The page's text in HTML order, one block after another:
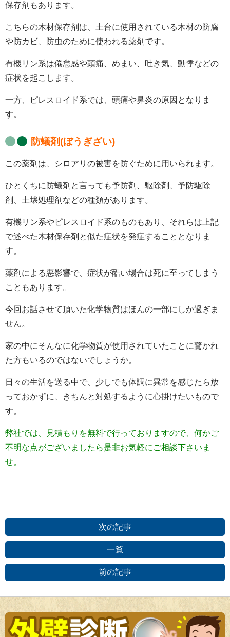
保存剤もあります。
こちらの木材保存剤は、土台に使用されている木材の防腐
や防カビ、防虫のために使われる薬剤です。
有機リン系は倦怠感や頭痛、めまい、吐き気、動悸などの
症状を起こします。
一方、ピレスロイド系では、頭痛や鼻炎の原因となりま
す。
防蟻剤(ぼうぎざい)
この薬剤は、シロアリの被害を防ぐために用いられます。
ひとくちに防蟻剤と言っても予防剤、駆除剤、予防駆除
剤、土壌処理剤などの種類があります。
有機リン系やピレスロイド系のものもあり、それらは上記
で述べた木材保存剤と似た症状を発症することとなりま
す。
薬剤による悪影響で、症状が酷い場合は死に至ってしまう
こともあります。
今回お話させて頂いた化学物質はほんの一部にしか過ぎま
せん。
家の中にそんなに化学物質が使用されていたことに驚かれ
た方もいるのではないでしょうか。
日々の生活を送る中で、少しでも体調に異常を感じたら放
っておかずに、きちんと対処するように心掛けたいもので
す。
弊社では、見積もりを無料で行っておりますので、何かご
不明な点がございましたら是非お気軽にご相談下さいま
せ。
次の記事
一覧
前の記事